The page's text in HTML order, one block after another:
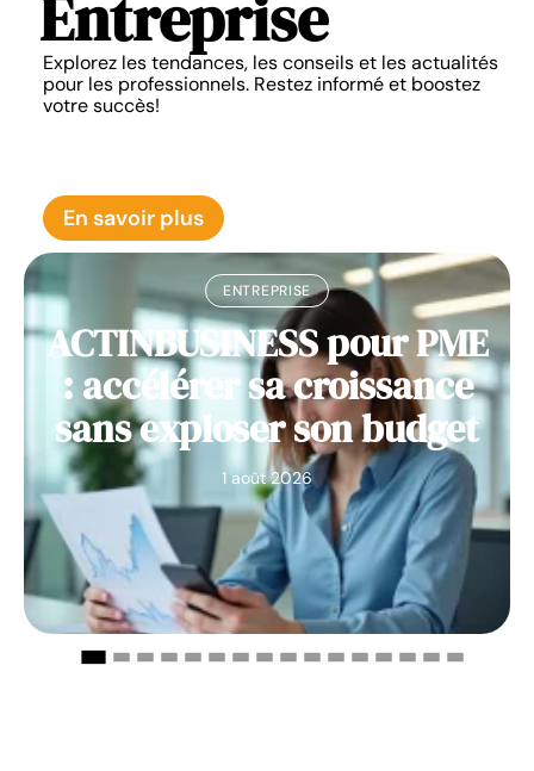
ENTREPRISE
ACTINBUSINESS pour PME
: accélérer sa croissance
sans exploser son budget
1 août 2026
Entreprise
Explorez les tendances, les conseils et les actualités
pour les professionnels. Restez informé et boostez
votre succès!
En savoir plus